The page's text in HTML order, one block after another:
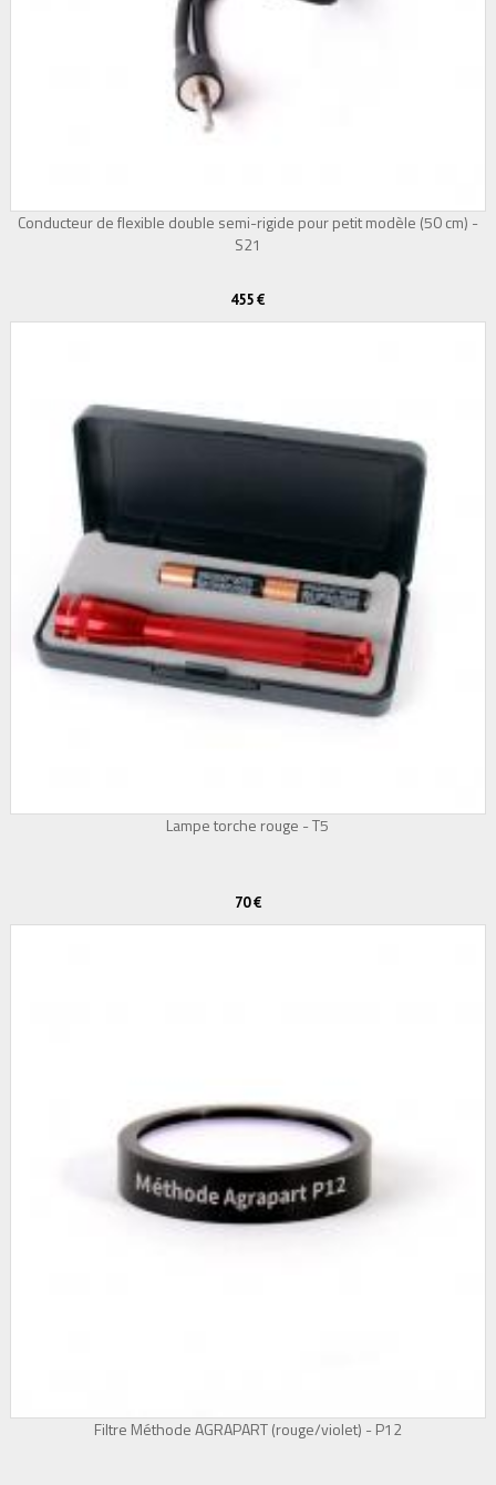
Conducteur de flexible double semi-rigide pour petit modèle (50 cm) -
S21
455 €
Lampe torche rouge - T5
70 €
Filtre Méthode AGRAPART (rouge/violet) - P12